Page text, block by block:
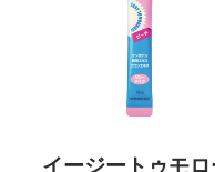
イージートゥモロ